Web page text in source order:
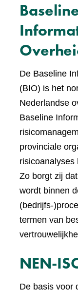
De Baseline
(BIO) is het
Nederlandse
Baseline
provinciale
risicoanalyses
Zo borgt zij
wordt binnen
(bedrijfs-
termen van
NEN-
De basis voor